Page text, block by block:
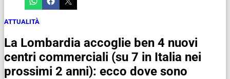
ATTUALITÀ
La Lombardia accoglie ben 4 nuovi
centri commerciali (su 7 in Italia nei
prossimi 2 anni): ecco dove sono